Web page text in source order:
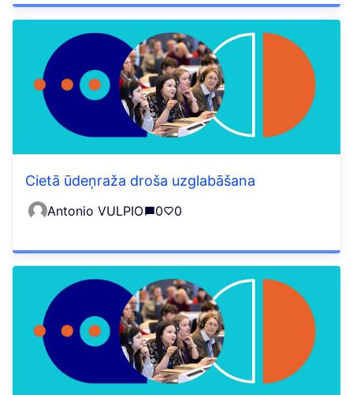
Cietā ūdeņraža droša uzglabāšana
Antonio VULPIO 0 0